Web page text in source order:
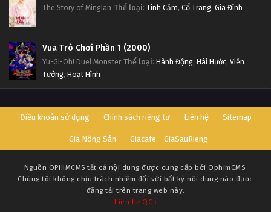
The Story of Minglan Thể loại: Tình Cảm, Cổ Trang, Gia Đình
Vua Trò Chơi Phần 1 (2000)
Yu-Gi-Oh! Duel Monster Thể loại: Hành Động, Hài Hước, Viễn
Tưởng, Hoạt Hình
Điều khoản sử dụng Chính sách riêng tư Liên hệ Sitemap
Giá Nông Sản Giacafe GiaSauRieng
Nguồn OPHIMCMS tất cả nội dung được cung cấp bởi OphimCMS.
Chúng tôi không chịu trách nhiệm đối với bất kỳ nội dung nào được
đăng tải trên trang web này.
Liên hệ QC :